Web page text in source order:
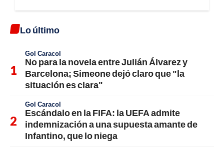
Lo último
Gol Caracol
No para la novela entre Julián Álvarez y
Barcelona; Simeone dejó claro que "la
situación es clara"
Gol Caracol
Escándalo en la FIFA: la UEFA admite
indemnización a una supuesta amante de
Infantino, que lo niega